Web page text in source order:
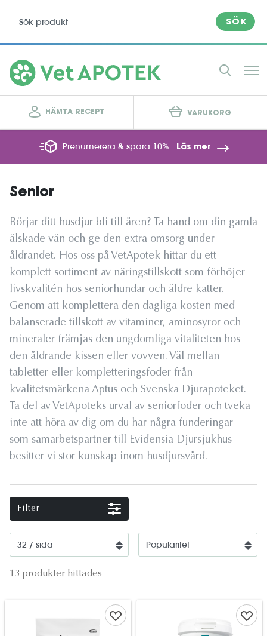
SÖK
HÄMTA RECEPT VARUKORG
Prenumerera & spara 10% Läs mer
Senior
Börjar ditt husdjur bli till åren? Ta hand om din gamla
älskade vän och ge den extra omsorg under
åldrandet. Hos oss på VetApotek hittar du ett
komplett sortiment av näringstillskott som förhöjer
livskvalitén hos seniorhundar och äldre katter.
Genom att komplettera den dagliga kosten med
balanserade tillskott av vitaminer, aminosyror och
mineraler främjas den ungdomliga vitaliteten hos
den åldrande kissen eller vovven. Väl mellan
tabletter eller kompletteringsfoder från
kvalitetsmärkena Aptus och Svenska Djurapoteket.
Ta del av VetApoteks urval av seniorfoder och tveka
inte att höra av dig om du har några funderingar –
som samarbetspartner till Evidensia Djursjukhus
besitter vi stor kunskap inom husdjursvård.
Filter
13 produkter hittades